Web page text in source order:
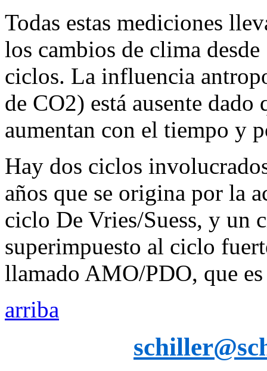
Todas estas mediciones
los cambios de clima
ciclos. La influencia
de CO2) está ausente
aumentan con el tiempo y
Hay dos ciclos
años que se origina por la
ciclo De Vries/Suess, y un
superimpuesto al ciclo
llamado AMO/PDO, que
arriba